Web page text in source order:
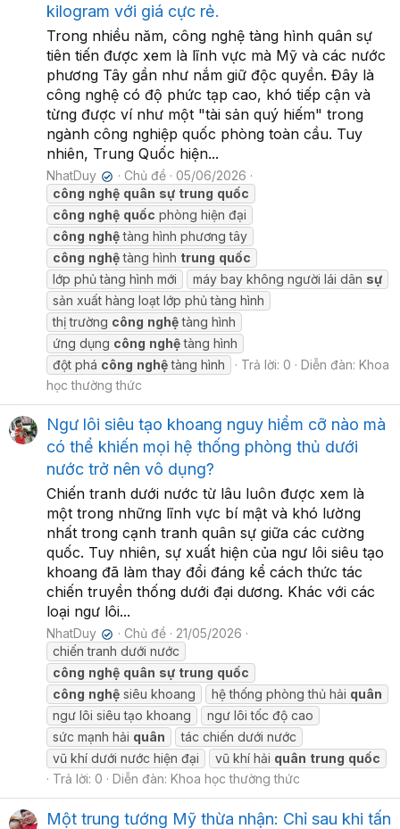
kilogram với giá cực rẻ.
Trong nhiều năm, công nghệ tàng hình quân sự
tiên tiến được xem là lĩnh vực mà Mỹ và các nước
phương Tây gần như nắm giữ độc quyền. Đây là
công nghệ có độ phức tạp cao, khó tiếp cận và
từng được ví như một "tài sản quý hiếm" trong
ngành công nghiệp quốc phòng toàn cầu. Tuy
nhiên, Trung Quốc hiện...
NhatDuy ✔ Chủ đề
05/06/2026
công nghệ quân sự trung quốc
công nghệ quốc phòng hiện đại
công nghệtàng hình phương tây
công nghệtàng hình trung quốc
lớp phủ tàng hình mới
máy bay không người lái dân sự
sản xuất hàng loạt lớp phủ tàng hình
thị trường công nghệtàng hình
ứng dụng công nghệtàng hình
đột phá công nghệtàng hình Trả lời: 0 Diễn đàn: Khoa
học thường thức
Ngư lôi siêu tạo khoang nguy hiểm cỡ nào mà
có thể khiến mọi hệ thống phòng thủ dưới
nước trở nên vô dụng?
Chiến tranh dưới nước từ lâu luôn được xem là
một trong những lĩnh vực bí mật và khó lường
nhất trong cạnh tranh quân sự giữa các cường
quốc. Tuy nhiên, sự xuất hiện của ngư lôi siêu tạo
khoang đã làm thay đổi đáng kể cách thức tác
chiến truyền thống dưới đại dương. Khác với các
loại ngư lôi...
NhatDuy ✔ Chủ đề
21/05/2026
chiến tranh dưới nước
công nghệ quân sự trung quốc
công nghệ siêu khoang hệ thống phòng thủ hải quân
ngư lôi siêu tạo khoang
ngư lôi tốc độ cao
sức mạnh hải quân
tác chiến dưới nước
vũ khí dưới nước hiện đại
vũ khí hải quân trung quốc
Trả lời: 0
Diễn đàn: Khoa học thường thức
Một trung tướng Mỹ thừa nhận: Chỉ sau khi tấn